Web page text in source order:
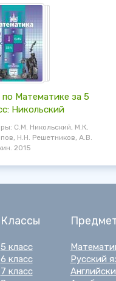
по Математике за 5
Никольский
С.М. Никольский, М.К,
Н.Н. Решетников, А.В.
2015
Классы
5 класс
6 класс
7 класс
Русский